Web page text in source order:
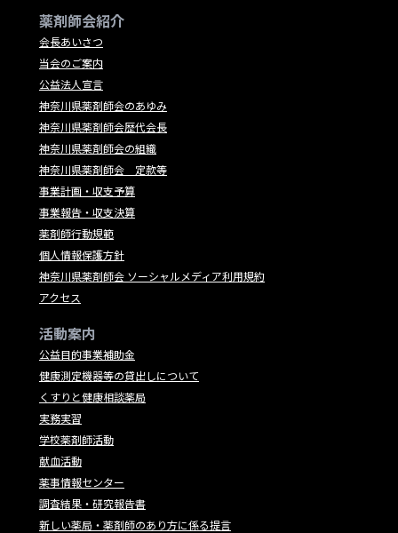
薬剤師会紹介
会長あいさつ
当会のご案内
公益法人宣言
神奈川県薬剤師会のあゆみ
神奈川県薬剤師会歴代会長
神奈川県薬剤師会の組織
神奈川県薬剤師会 定款等
事業計画・収支予算
事業報告・収支決算
薬剤師行動規範
個人情報保護方針
神奈川県薬剤師会 ソーシャルメディア利用規約
アクセス
活動案内
公益目的事業補助金
健康測定機器等の貸出しについて
くすりと健康相談薬局
実務実習
学校薬剤師活動
献血活動
薬事情報センター
調査結果・研究報告書
新しい薬局・薬剤師のあり方に係る提言